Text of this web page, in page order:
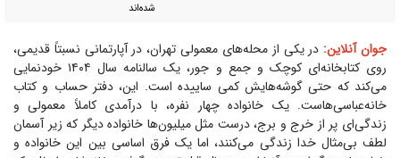
شده‌اند
جوان آنلاین: در یکی از محله‌های معمولی تهران، در آپارتمانی نسبتاً قدیمی،
روی کتابخانه‌ای کوچک و جمع و جور، یک سالنامه سال ۱۴۰۴ خودنمایی
می‌کند که حتی گوشه‌هایش کمی ساییده است. این، دفتر حساب و کتاب
خانه‌عباسی‌هاست. یک خانواده چهار نفره، با درآمدی کاملاً معمولی و
زندگی‌ای پر از خرج و برج، درست مثل میلیون‌ها خانواده دیگر که زیر آسمان
لطف بی‌مثال خدا زندگی می‌کنند، اما یک فرق اساسی بین این خانواده و